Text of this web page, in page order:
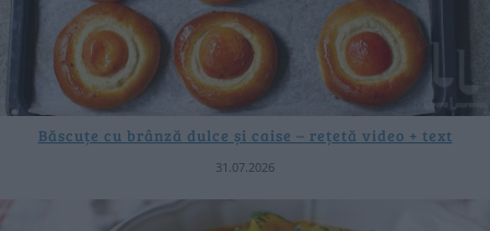
Băscuțe cu brânză dulce și caise – rețetă video + text
31.07.2026